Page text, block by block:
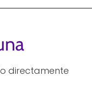
directamente